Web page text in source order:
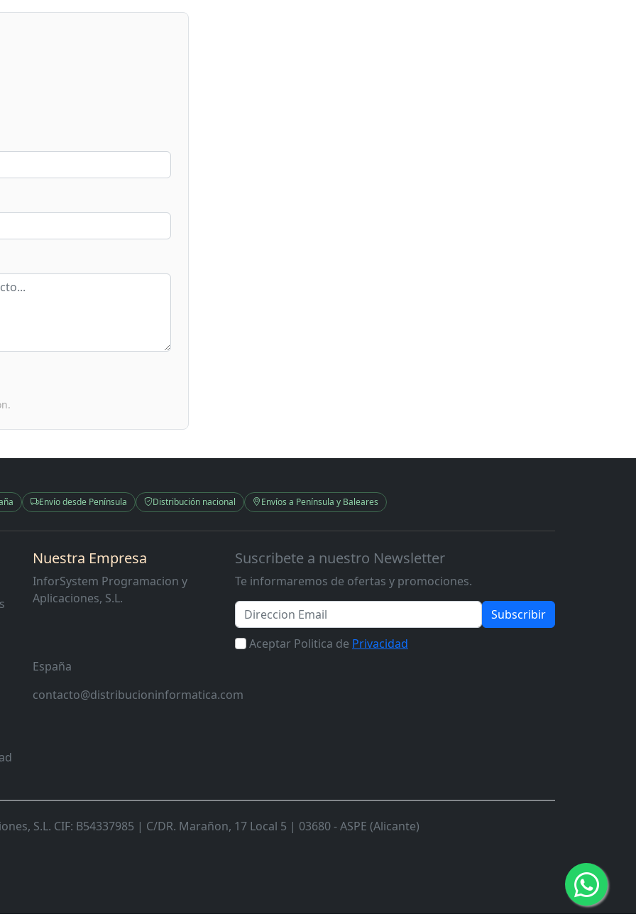
Envío desde Península Distribución nacional Envíos a Península y Baleares
Nuestra Empresa
InforSystem Programacion y
Aplicaciones, S.L.
España
contacto@distribucioninformatica.com
Suscribete a nuestro Newsletter
Te informaremos de ofertas y promociones.
Email
Subscribir
Aceptar Politica de Privacidad
S.L. CIF: B54337985 | C/DR. Marañon, 17 Local 5 | 03680 - ASPE (Alicante)